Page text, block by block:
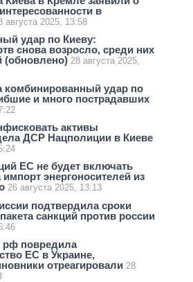
в
августа 2025, 13:58
удар по Киеву:
снова возросло, среди них
(обновлено) 28 августа 2025,
комбинированный удар по
и много пострадавших
активы
ДСР Нацполиции в Киеве
ЕС не будет включать
энергоносителей из
26 августа 2025, 13:13
подтвердила сроки
санкций против россии
рф повредила
ЕС в Украине,
отреагировали 28